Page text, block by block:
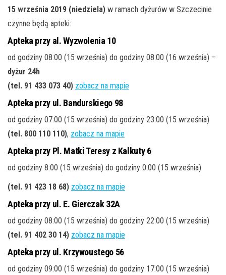
15 września 2019 (niedziela) w ramach dyżurów w Szczecinie
czynne będą apteki:
Apteka przy al. Wyzwolenia 10
od godziny 08:00 (15 września) do godziny 08:00 (16 września) –
dyżur 24h
(tel. 91 433 073 40) zobacz na mapie
Apteka przy ul. Bandurskiego 98
od godziny 07:00 (15 września) do godziny 23:00 (15 września)
(tel. 800 110 110), zobacz na mapie
Apteka przy Pl. Matki Teresy z Kalkuty 6
od godziny 8:00 (15 września) do godziny 0:00 (15 września)
(tel. 91 423 18 68) zobacz na mapie
Apteka przy ul. E. Gierczak 32A
od godziny 08:00 (15 września) do godziny 22:00 (15 września)
(tel. 91 402 30 14) zobacz na mapie
Apteka przy ul. Krzywoustego 56
od godziny 09:00 (15 września) do godziny 17:00 (15 września)